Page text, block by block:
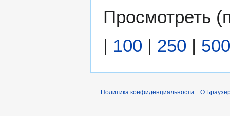
Просмотреть (
| 100 | 250 | 500
Политика конфиденциальности О